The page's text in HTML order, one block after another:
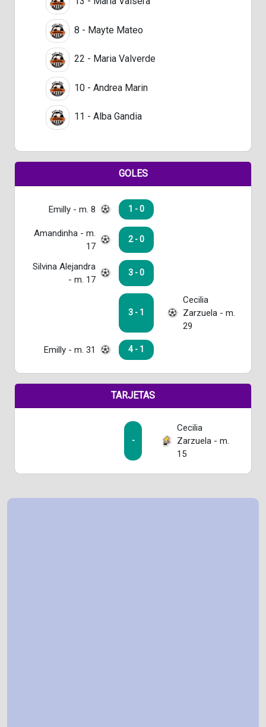
8 - Mayte Mateo
22 - Maria Valverde
10 - Andrea Marin
11 - Alba Gandia
GOLES
Emilly - m. 8 1 - 0
Amandinha - m.
17
2 - 0
Silvina Alejandra
- m. 17
3 - 0
3 - 1
Cecilia
Zarzuela - m.
29
Emilly - m. 31 4 - 1
TARJETAS
-
Cecilia
Zarzuela - m.
15